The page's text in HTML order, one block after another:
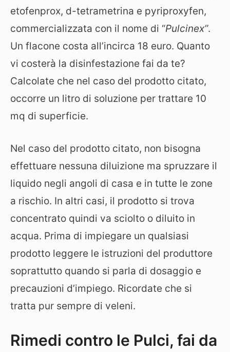
etofenprox, d-tetrametrina e pyriproxyfen,
commercializzata con il nome di “Pulcinex”.
Un flacone costa all’incirca 18 euro. Quanto
vi costerà la disinfestazione fai da te?
Calcolate che nel caso del prodotto citato,
occorre un litro di soluzione per trattare 10
mq di superficie.
Nel caso del prodotto citato, non bisogna
effettuare nessuna diluizione ma spruzzare il
liquido negli angoli di casa e in tutte le zone
a rischio. In altri casi, il prodotto si trova
concentrato quindi va sciolto o diluito in
acqua. Prima di impiegare un qualsiasi
prodotto leggere le istruzioni del produttore
soprattutto quando si parla di dosaggio e
precauzioni d’impiego. Ricordate che si
tratta pur sempre di veleni.
Rimedi contro le Pulci, fai da